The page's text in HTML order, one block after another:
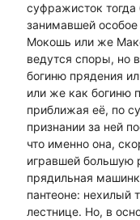
суфражисток
занимавшей
Мокошь или же
ведутся споры, но
богиню прядения
или же как богиню
приближая её, по
признании за ней
что именно она,
игравшей большую
прядильная
пантеоне: нехилый
лестнице. Но, в